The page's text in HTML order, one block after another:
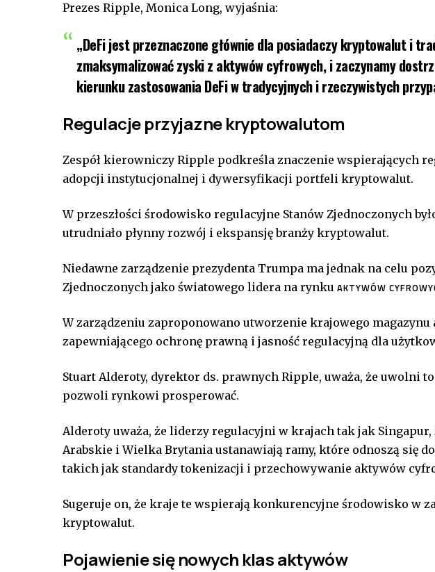
Prezes Ripple, Monica Long, wyjaśnia:
„DeFi jest przeznaczone głównie dla posiadaczy kryptowalut i
zmaksymalizować zyski z aktywów cyfrowych, i zaczynamy
kierunku zastosowania DeFi w tradycyjnych i rzeczywistych
Regulacje przyjazne kryptowalutom
Zespół kierowniczy Ripple podkreśla znaczenie wspierających
adopcji instytucjonalnej i dywersyfikacji portfeli kryptowalut.
W przeszłości środowisko regulacyjne Stanów Zjednoczonych
utrudniało płynny rozwój i ekspansję branży kryptowalut.
Niedawne zarządzenie prezydenta Trumpa ma jednak na celu
Zjednoczonych jako światowego lidera na rynkuAKTYWÓW
W zarządzeniu zaproponowano utworzenie krajowego
zapewniającego ochronę prawną i jasność regulacyjną dla
Stuart Alderoty, dyrektor ds. prawnych Ripple, uważa, że uwolni
pozwoli rynkowi prosperować.
Alderoty uważa, że liderzy regulacyjni w krajach tak jak
Arabskie i Wielka Brytania ustanawiają ramy, które odnoszą się
takich jak standardy tokenizacji i przechowywanie aktywów
Sugeruje on, że kraje te wspierają konkurencyjne środowisko w
kryptowalut.
Pojawienie się nowych klas aktywów